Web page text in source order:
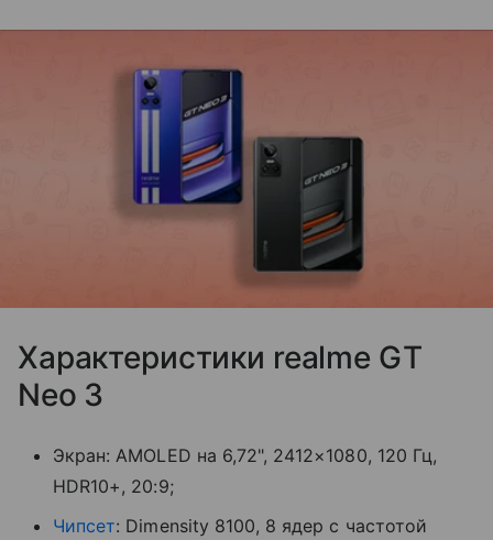
Характеристики realme GT
Neo 3
Экран: AMOLED на 6,72", 2412×1080, 120 Гц,
HDR10+, 20:9;
Чипсет: Dimensity 8100, 8 ядер с частотой